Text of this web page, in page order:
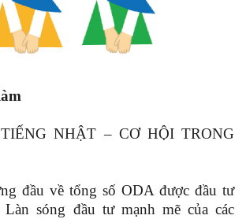
đầu về tổng số ODA được đầu tư
sóng đầu tư mạnh mẽ của các